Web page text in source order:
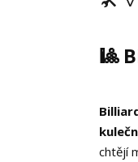
🎱
chtějí